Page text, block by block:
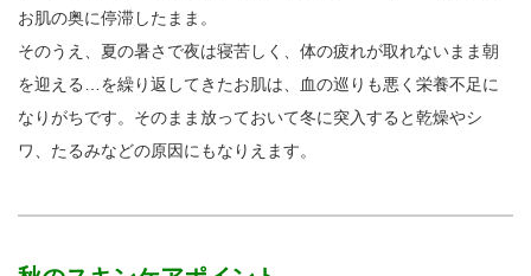
お肌の奥に停滞したまま。
そのうえ、夏の暑さで夜は寝苦しく、体の疲れが取れないまま朝
を迎える…を繰り返してきたお肌は、血の巡りも悪く栄養不足に
なりがちです。そのまま放っておいて冬に突入すると乾燥やシ
ワ、たるみなどの原因にもなりえます。